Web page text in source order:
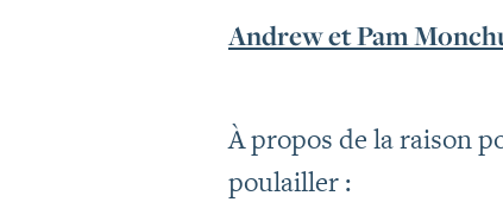
Andrew et Pam
À propos de la raison
poulailler :